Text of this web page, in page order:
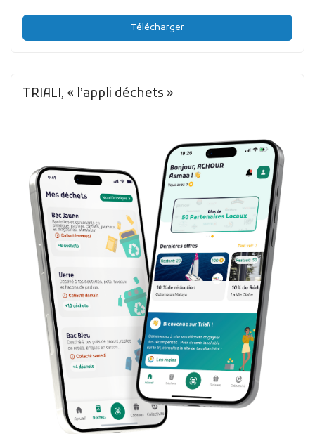
Télécharger
TRIALI, « l’appli déchets »